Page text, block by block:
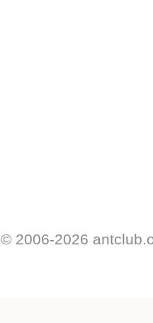
© 2006-2026